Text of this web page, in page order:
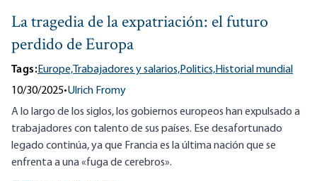
La tragedia de la expatriación: el futuro
perdido de Europa
Tags:Europe, Trabajadores y salarios,Politics,Historial mundial
10/30/2025•Ulrich Fromy
A lo largo de los siglos, los gobiernos europeos han expulsado a
trabajadores con talento de sus países. Ese desafortunado
legado continúa, ya que Francia es la última nación que se
enfrenta a una «fuga de cerebros».